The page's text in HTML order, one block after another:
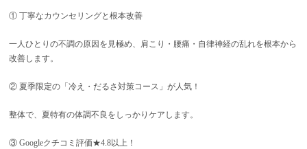
① 丁寧なカウンセリングと根本改善
一人ひとりの不調の原因を見極め、肩こり・腰痛・自律神経の乱れを根本から
改善します。
② 夏季限定の「冷え・だるさ対策コース」が人気！
整体で、夏特有の体調不良をしっかりケアします。
③ Googleクチコミ評価★4.8以上！